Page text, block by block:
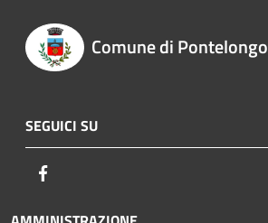
Comune di Pontelongo
SEGUICI SU